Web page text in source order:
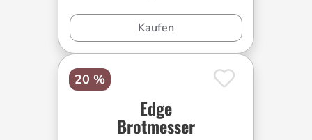
Kaufen
20 %
Edge
Brotmesser